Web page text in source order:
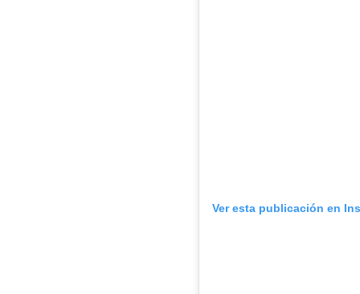
Ver esta publicación en